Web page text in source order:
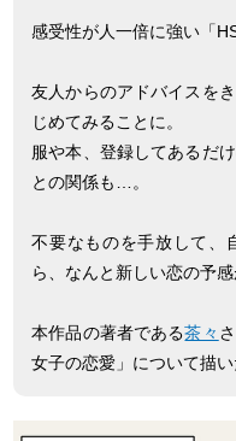
感受性が人一倍に強い「
友人からのアドバイスを
じめてみることに。
服や本、登録してあるだ
との関係も…。
不要なものを手放して、
ら、なんと新しい恋の予感
本作品の著者である茶々
女子の恋愛」について描